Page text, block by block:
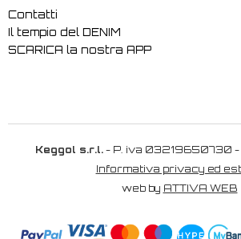
Contatti
Il tempio del DENIM
SCARICA la nostra APP
Keggol s.r.l.- P. iva 03219650730 -
Informativa privacy ed
web by ATTIVA WEB